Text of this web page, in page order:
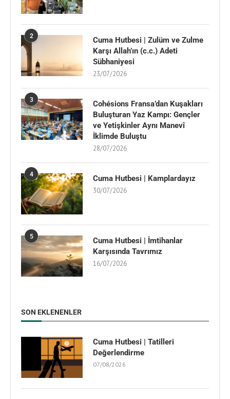
2
Cuma Hutbesi | Zulüm ve Zulme
Karşı Allah’ın (c.c.) Adeti
Sübhaniyesi
23/07/2026
3
Cohésions Fransa’dan Kuşakları
Buluşturan Yaz Kampı: Gençler
ve Yetişkinler Aynı Manevî
İklimde Buluştu
28/07/2026
4 Cuma Hutbesi | Kamplardayız
30/07/2026
5
Cuma Hutbesi | İmtihanlar
Karşısında Tavrımız
16/07/2026
SON EKLENENLER
Cuma Hutbesi | Tatilleri
Değerlendirme
07/08/2026